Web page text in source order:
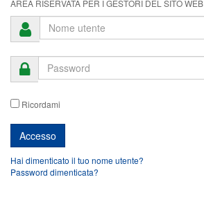
AREA RISERVATA PER I GESTORI DEL SITO WEB
Ricordami
Hai dimenticato il tuo nome utente?
Password dimenticata?